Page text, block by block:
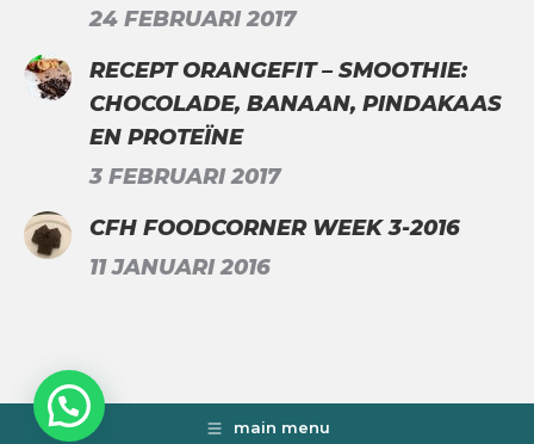
24 FEBRUARI 2017
RECEPT ORANGEFIT – SMOOTHIE:
CHOCOLADE, BANAAN, PINDAKAAS
EN PROTEÏNE
3 FEBRUARI 2017
CFH FOODCORNER WEEK 3-2016
11 JANUARI 2016
main menu